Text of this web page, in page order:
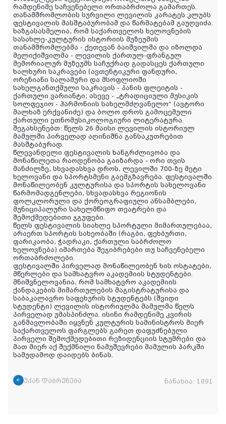
რამდენიმე საჩვენებელი ორთაბრძოლა გამართეს.
თანამშრომლობის სურვილი ლევილის კარატეს კლუბს
ფესტივალის მასშტაბურობამ და წარმატებამ გაუღვიძა.
ხაზგასასმელია, რომ საქართველოს ხელოვნების
სასახლე-კულტურის ისტორიის მუზეუმის
თანამშრომლებმა - ქეთევან ბაიშვილმა და იზოლდა
მელიქიშვილმა - ლევილის ქართულ-ფრანგულ
მემორიალურ მუზეუმს საჩუქრად გადასცეს ქართული
ხალხური საკრავები (ავთენტიკური ფანდური,
ორენიანი სალამური და მსოფლიოში
სახელგანთქმული საკრავის - პანის ფლეიტის -
ქართული ვარიანტი; ასევე - „ტრადიციული მუსიკის
სოლფეჯიო - ჰარმონიის სახელმძღვანელო“ (ავტორი
მალხაზ ერქვანიძე) და ბოლო დროს გამოცემული
ქართული ეთნომუსიკოლოგიური ლიტერატურა.
შეგახსენებთ: წელს 26 მაისი ლევილის ისტორიულ
მამულში პირველად აღინიშნა განსაკუთრებით
მასშტაბურად.
წლევანდელი ფესტივალის ხანგრძლივობა და
მონაწილეთა რაოდენობა გაიზარდა - ორი თვის
მანძილზე, სხვადასხვა დროს, ლევილში 700-ზე მეტი
ხელოვანი და სპორტსმენი გაემგზავრება. ფესტივალში
მონაწილეობენ კულტურისა და სპორტის სახელოვანი
წარმომადგენლები, სხვადასხვა რეგიონის
ფოლკლორული და ქორეოგრაფიული ანსამბლები,
მუნიციპალური სახელმწიფო თეატრები და
შემოქმედებითი ჯგუფები.
წელს ფესტივალის სიახლე სპორტული მიმართულებაა,
არაერთ სპორტის სახეობაში (რაგბი, ფეხბურთი,
ფარიკაობა, ჭადრაკი, ქართული საბრძოლო
ხელოვნება) იმართება შეჯიბრებები თუ საჩვენებელი
ორთაბრძოლები.
ფესტივალში პირველად მონაწილეობენ ხის ოსტატები,
მწერლები და სამხატვრო აკადემიის სტუდენტები.
მნიშვნელოვანია, რომ სამხატვრო აკადემიის
ქანდაკების მიმართულების მაგისტრატურისა და
საბაკალავრო საფეხურის სტუდენტებს (შვიდი
სტუდენტი) ლევილის ისტორიულმა მამულმა წელს
პირველად უმასპინძლა. ისინი რამდენიმე კვირის
განმავლობაში იყვნენ კულტურის სამინისტროს მიერ
საქართველოს ფარგლებს გარეთ დაფუძნებული
პირველი შემოქმედებითი რეზიდენციის სტუმრები და
მათ მიერ აქ შექმნილი ნამუშევრები მამულის პარკში
სამუდამოდ დაიდებს ბინას.
უკან დაბრუნება ნანახია: 1891